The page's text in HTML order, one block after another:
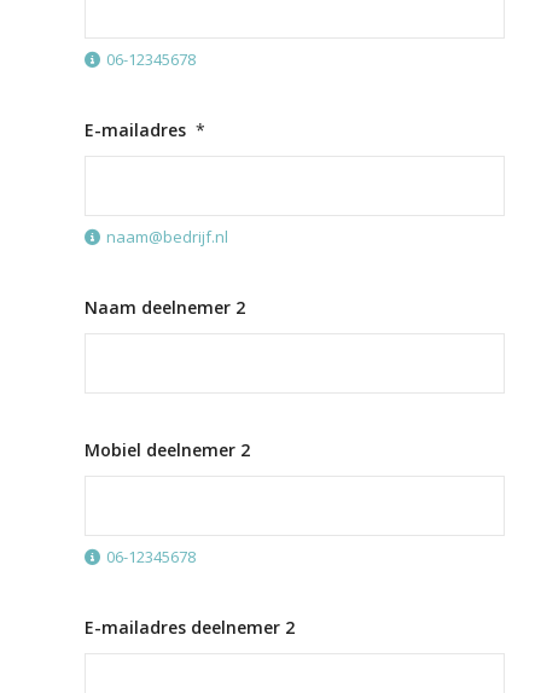
06-12345678
E-mailadres *
naam@bedrijf.nl
Naam deelnemer 2
Mobiel deelnemer 2
06-12345678
E-mailadres deelnemer 2